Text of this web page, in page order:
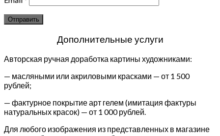
Дополнительные услуги
Авторская ручная доработка картины художниками:
— масляными или акриловыми красками — от 1 500
рублей;
— фактурное покрытие арт гелем (имитация фактуры
натуральных красок) — от 1 000 рублей.
Для любого изображения из представленных в магазине